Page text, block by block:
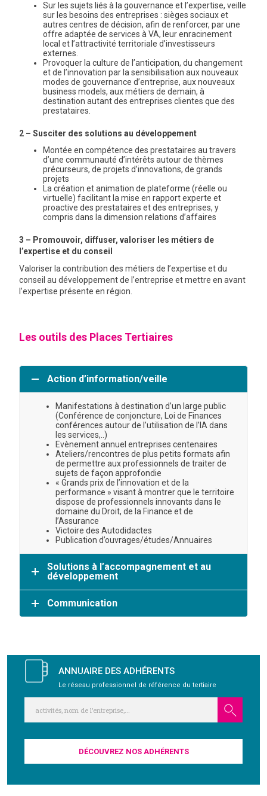
Sur les sujets liés à la gouvernance et l’expertise, veille
sur les besoins des entreprises : sièges sociaux et
autres centres de décision, afin de renforcer, par une
offre adaptée de services à VA, leur enracinement
local et l’attractivité territoriale d’investisseurs
externes.
Provoquer la culture de l’anticipation, du changement
et de l’innovation par la sensibilisation aux nouveaux
modes de gouvernance d’entreprise, aux nouveaux
business models, aux métiers de demain, à
destination autant des entreprises clientes que des
prestataires.
2 – Susciter des solutions au développement
Montée en compétence des prestataires au travers
d’une communauté d’intérêts autour de thèmes
précurseurs, de projets d’innovations, de grands
projets
La création et animation de plateforme (réelle ou
virtuelle) facilitant la mise en rapport experte et
proactive des prestataires et des entreprises, y
compris dans la dimension relations d’affaires
3 – Promouvoir, diffuser, valoriser les métiers de
l’expertise et du conseil
Valoriser la contribution des métiers de l’expertise et du
conseil au développement de l’entreprise et mettre en avant
l’expertise présente en région.
Les outils des Places Tertiaires
Action d’information/veille
Manifestations à destination d’un large public
(Conférence de conjoncture, Loi de Finances
conférences autour de l’utilisation de l’IA dans
les services,..)
Evènement annuel entreprises centenaires
Ateliers/rencontres de plus petits formats afin
de permettre aux professionnels de traiter de
sujets de façon approfondie
« Grands prix de l’innovation et de la
performance » visant à montrer que le territoire
dispose de professionnels innovants dans le
domaine du Droit, de la Finance et de
l’Assurance
Victoire des Autodidactes
Publication d’ouvrages/études/Annuaires
Solutions à l’accompagnement et au
développement
Communication
ANNUAIRE DES ADHÉRENTS
Le réseau professionnel de référence du tertiaire
DÉCOUVREZ NOS ADHÉRENTS